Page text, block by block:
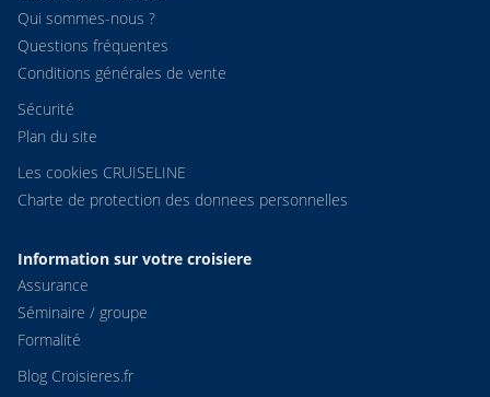
Qui sommes-nous ?
Questions fréquentes
Conditions générales de vente
Sécurité
Plan du site
Les cookies CRUISELINE
Charte de protection des donnees personnelles
Information sur votre croisiere
Assurance
Séminaire / groupe
Formalité
Blog Croisieres.fr